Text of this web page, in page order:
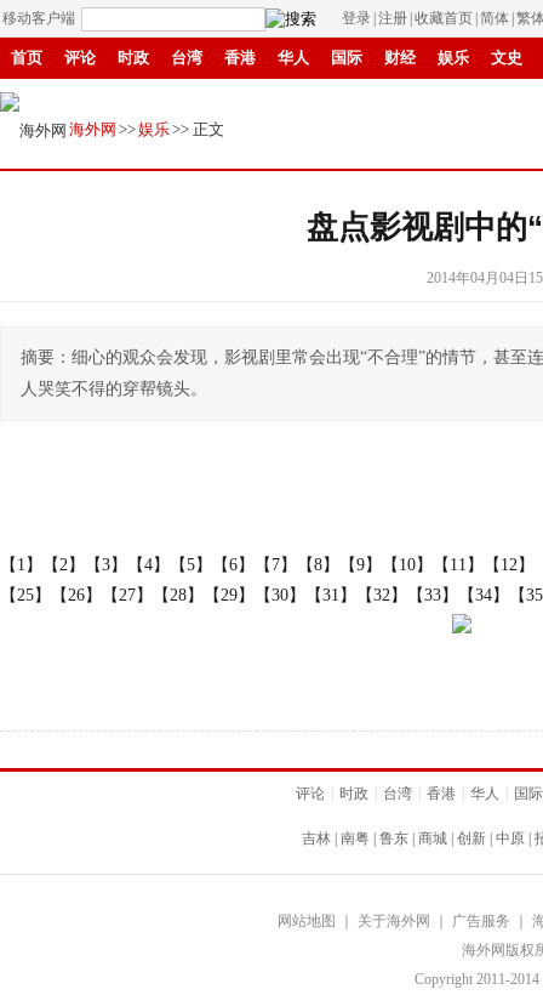
移动客户端 登录 注册 收藏首页 简体 繁
首页 评论 时政 台湾 香港 华人 国际 财经 娱乐 文史
招商
海外网 >>娱乐>> 正文
盘点影视剧中的
2014年04月04日
摘要：细心的观众会发现，影视剧里常会出现“不合理”的情节，甚
人哭笑不得的穿帮镜头。
【1】 【2】 【3】 【4】 【5】 【6】 【7】 【8】 【9】 【10】 【11】 【12】
【25】
【26】 【27】 【28】 【29】 【30】 【31】 【32】 【33】 【34】 【
评论 时政 台湾 香港 华人 国际
吉林 南粤 鲁东 商城 创新 中原
网站地图 关于海外网 广告服务
海外网版权
Copyright 2011-